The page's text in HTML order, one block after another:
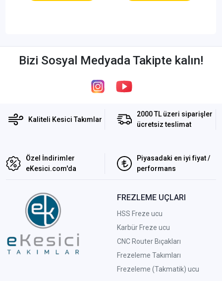
Bizi Sosyal Medyada Takipte kalın!
Kaliteli Kesici Takımlar
2000 TL üzeri siparişler
ücretsiz teslimat
Özel İndirimler
eKesici.com'da
Piyasadaki en iyi fiyat /
performans
FREZLEME UÇLARI
HSS Freze ucu
Karbür Freze ucu
CNC Router Bıçakları
Frezeleme Takımları
Frezeleme (Takmatik) ucu